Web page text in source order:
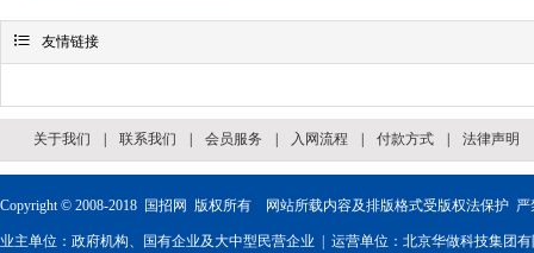
 友情链接
关于我们 联系我们 会员服务 入网流程 付款方式 法律声明
Copyright © 2008-2018 国招网 版权所有 网站所载内容及排版格式受版权法保护 严
业主单位：政府机构、国有企业及大中型民营企业 | 运营单位：北京华做科技集团